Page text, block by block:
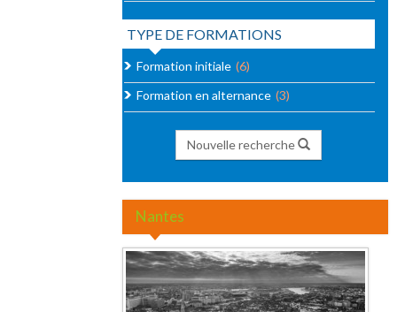
TYPE DE FORMATIONS
Formation initiale (6)
Formation en alternance (3)
Nouvelle recherche
Nantes